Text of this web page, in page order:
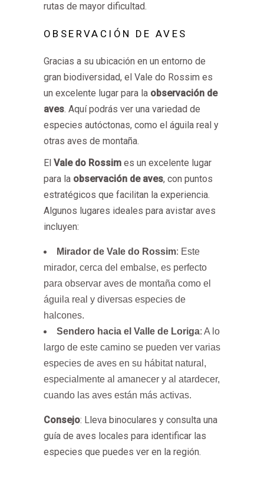
rutas de mayor dificultad.
OBSERVACIÓN DE AVES
Gracias a su ubicación en un entorno de
gran biodiversidad, el Vale do Rossim es
un excelente lugar para la observación de
aves. Aquí podrás ver una variedad de
especies autóctonas, como el águila real y
otras aves de montaña.
El Vale do Rossim es un excelente lugar
para la observación de aves, con puntos
estratégicos que facilitan la experiencia.
Algunos lugares ideales para avistar aves
incluyen:
Mirador de Vale do Rossim: Este
mirador, cerca del embalse, es perfecto
para observar aves de montaña como el
águila real y diversas especies de
halcones.
Sendero hacia el Valle de Loriga: A lo
largo de este camino se pueden ver varias
especies de aves en su hábitat natural,
especialmente al amanecer y al atardecer,
cuando las aves están más activas.
Consejo: Lleva binoculares y consulta una
guía de aves locales para identificar las
especies que puedes ver en la región.